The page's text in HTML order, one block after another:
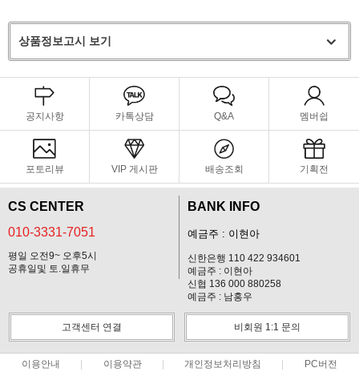
상품정보고시 보기
공지사항 카톡상담 Q&A 멤버쉽
포토리뷰 VIP 게시판 배송조회 기획전
CS CENTER
010-3331-7051
평일 오전9~ 오후5시
공휴일및 토.일휴무
BANK INFO
예금주 : 이현아
신한은행 110 422 934601
예금주 : 이현아
신협 136 000 880258
예금주 : 남홍우
고객센터 연결 비회원 1:1 문의
이용안내 이용약관 개인정보처리방침 PC버전